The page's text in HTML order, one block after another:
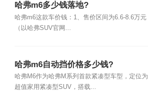
哈弗m6多少钱落地?
哈弗m6这款车价钱：1、售价区间为6.6-8.6万元
（以哈弗SUV官网...
哈弗m6自动挡价格多少钱?
哈弗M6作为哈弗M系列首款紧凑型车型，定位为
超值家用紧凑型SUV，搭载...